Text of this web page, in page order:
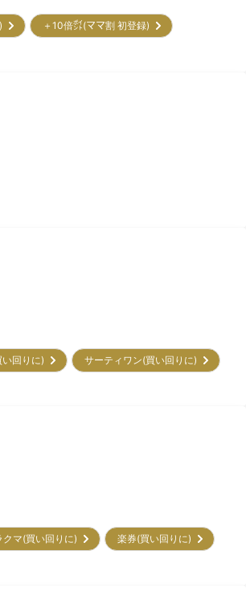
)
＋10倍㌽(ママ割 初登録)
い回りに)
サーティワン(買い回りに)
クマ(買い回りに)
楽券(買い回りに)